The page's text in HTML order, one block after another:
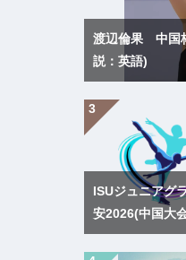
渡辺倫果 中
説：英語)
ISUジュニアグ
安2026(中国大